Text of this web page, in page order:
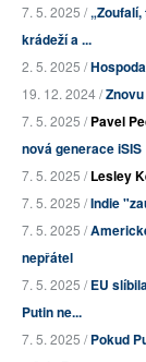
7. 5. 2025 /
krádeží a ...
2. 5. 2025 /
19. 12. 2024 /
7. 5. 2025 /Pavel
nová generace iSIS
7. 5. 2025 /Lesley
7. 5. 2025 /Indie
7. 5. 2025 /
nepřátel
7. 5. 2025 /EU
Putin ne...
7. 5. 2025 /Pokud